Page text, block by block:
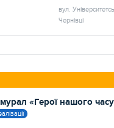
вул.
Чернівці
«Герої нашого